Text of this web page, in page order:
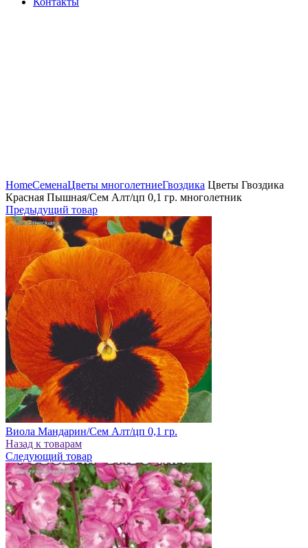
HomeСеменаЦветы многолетниеГвоздика Цветы Гвоздика
Красная Пышная/Сем Алт/цп 0,1 гр. многолетник
Предыдущий товар
Виола Мандарин/Сем Алт/цп 0,1 гр.
Назад к товарам
Следующий товар